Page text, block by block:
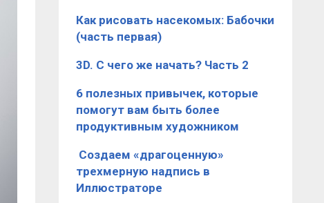
Как рисовать насекомых: Бабочки
(часть первая)
3D. С чего же начать? Часть 2
6 полезных привычек, которые
помогут вам быть более
продуктивным художником
​ Создаем «драгоценную»
трехмерную надпись в
Иллюстраторе